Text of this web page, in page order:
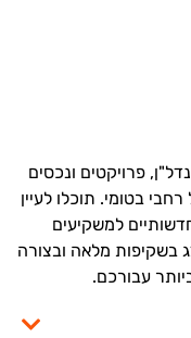
פרויקטים ונכסים
בטומי. תוכלו לעיין
למשקיעים
בשקיפות מלאה ובצורה
עבורכם.